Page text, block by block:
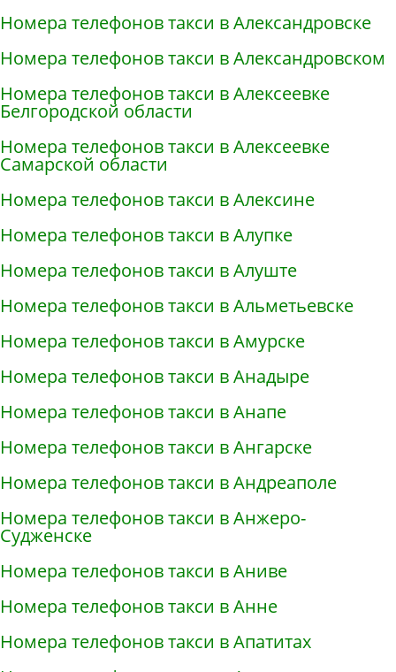
Номера телефонов такси в Александровске
Номера телефонов такси в Александровском
Номера телефонов такси в Алексеевке
Белгородской области
Номера телефонов такси в Алексеевке
Самарской области
Номера телефонов такси в Алексине
Номера телефонов такси в Алупке
Номера телефонов такси в Алуште
Номера телефонов такси в Альметьевске
Номера телефонов такси в Амурске
Номера телефонов такси в Анадыре
Номера телефонов такси в Анапе
Номера телефонов такси в Ангарске
Номера телефонов такси в Андреаполе
Номера телефонов такси в Анжеро-
Судженске
Номера телефонов такси в Аниве
Номера телефонов такси в Анне
Номера телефонов такси в Апатитах